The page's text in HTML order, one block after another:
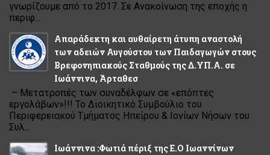
γνωρίζουμε από το 2017. Σε Ανακοίνωση της εποχής η
περιφ...
Απαράδεκτη και αυθαίρετη άτυπη αναστολή
των αδειών Αυγούστου των Παιδαγωγών στους
Βρεφονηπιακούς Σταθμούς της Δ.ΥΠ.Α. σε
Ιωάννινα, Άρταθεσ
– Μετατροπές των συναδέλφων σε «επόπτες
εργολάβων»!!! Το Διοικητικό Συμβούλιο του
Περιφερειακού Τμήματος Ηπείρου & Ιονίων Νήσων του
Συλ...
Ιωάννινα :Φωτιά πέριξ της Ε.Ο Ιωαννίνων